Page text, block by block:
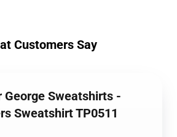
Customers Say
George Sweatshirts -
Sweatshirt TP0511